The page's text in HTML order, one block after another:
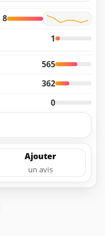
8
1
565
362
0
Ajouter
un avis